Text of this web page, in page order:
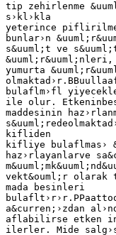
tip zehirlenme
s›kl›kla
yeterince
bunlar›n
s&uuml;t ve
yumurta
bulaflm›fl
ile olur.
maddesinin
kifliden
kifliye bulaflmas›
haz›rlayanlarve
vekt&ouml;r
mada besinleri
a&curren;›zdan
aflabilirse etken
ilerler. Mide